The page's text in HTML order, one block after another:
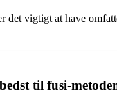
vigtigt at have
til fusi-